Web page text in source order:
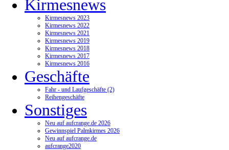
Kirmesnews
Kirmesnews 2023
Kirmesnews 2022
Kirmesnews 2021
Kirmesnews 2019
Kirmesnews 2018
Kirmesnews 2017
Kirmesnews 2016
Geschäfte
Fahr - und Laufgeschäfte (2)
Reihengeschäfte
Sonstiges
Neu auf aufcrange.de 2026
Gewinnspiel Palmkirmes 2026
Neu auf aufcrange.de
aufcrange2020